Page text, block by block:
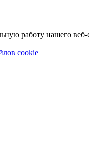
работу нашего веб-
cookie